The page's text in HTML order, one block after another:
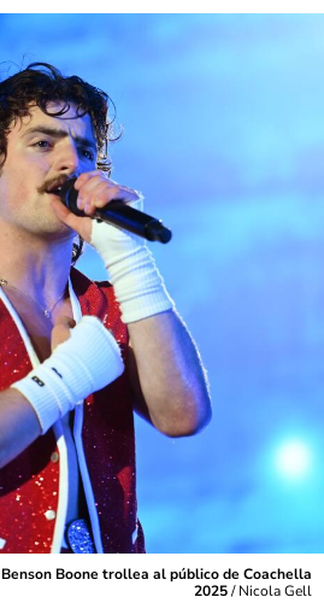
Boone trollea al público de Coachella
2025/Nicola Gell